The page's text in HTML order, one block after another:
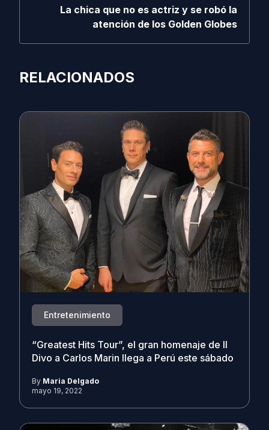
La chica que no es actriz y se robó la
atención de los Golden Globes
RELACIONADOS
Entretenimiento
“Greatest Hits Tour”, el gran homenaje de Il
Divo a Carlos Marin llega a Perú este sábado
By Maria Delgado
mayo 19, 2022